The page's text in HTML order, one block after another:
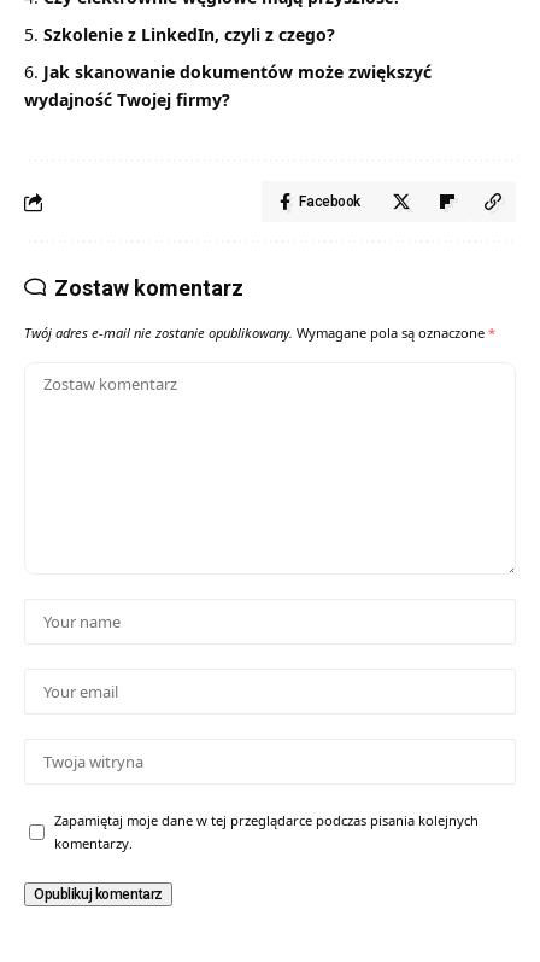
Szkolenie z LinkedIn, czyli z czego?
Jak skanowanie dokumentów może zwiększyć
wydajność Twojej firmy?
Facebook
Zostaw komentarz
Twój adres e-mail nie zostanie opublikowany. Wymagane pola są oznaczone *
Zapamiętaj moje dane w tej przeglądarce podczas pisania kolejnych
komentarzy.